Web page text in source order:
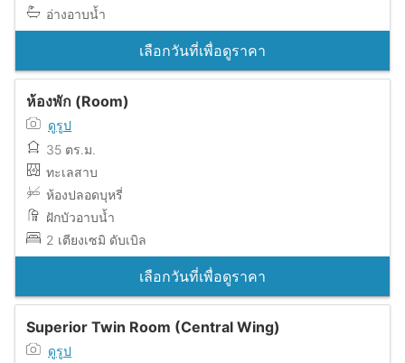
อ่างอาบน้ำ
เลือกวันที่เพื่อดูราคา
ห้องพัก (Room)
ดูรูป
35 ตร.ม.
ทะเลสาบ
ห้องปลอดบุหรี่
ฝักบัวอาบน้ำ
2 เตียงเซมิ ดับเบิล
เลือกวันที่เพื่อดูราคา
Superior Twin Room (Central Wing)
ดูรูป